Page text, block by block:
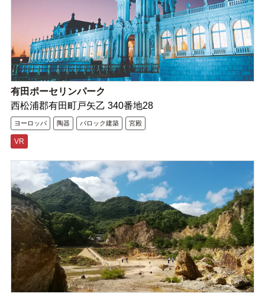
有田ポーセリンパーク
西松浦郡有田町戸矢乙 340番地28
ヨーロッパ 陶器 バロック建築 宮殿
VR